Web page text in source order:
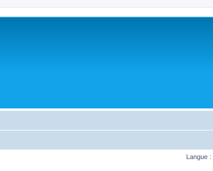
Langue :